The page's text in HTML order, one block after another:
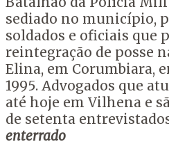
sediado no município,
soldados e oficiais que
reintegração de posse
Elina, em Corumbiara,
1995. Advogados que
até hoje em Vilhena e
de setenta
enterrado